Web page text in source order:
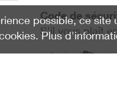
Code de
S'il vous plaît
possible, ce
Plus